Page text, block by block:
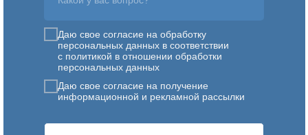
Даю свое согласие на обработку
персональных данных в соответствии
с политикой в отношении обработки
персональных данных
Даю свое согласие на получение
информационной и рекламной рассылки